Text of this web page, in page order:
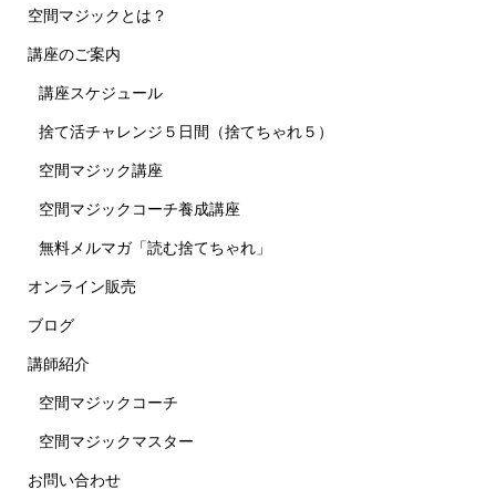
空間マジックとは？
講座のご案内
講座スケジュール
捨て活チャレンジ５日間（捨てちゃれ５）
空間マジック講座
空間マジックコーチ養成講座
無料メルマガ「読む捨てちゃれ」
オンライン販売
ブログ
講師紹介
空間マジックコーチ
空間マジックマスター
お問い合わせ